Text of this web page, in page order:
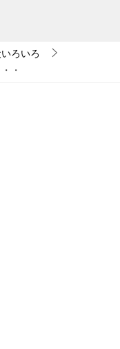
ろいろ
・